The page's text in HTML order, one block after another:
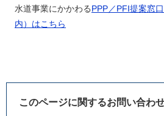
水道事業にかかわるPPP／PFI提案窓
内）はこちら
このページに関するお問い合わ